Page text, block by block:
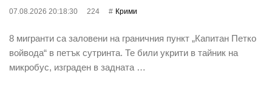
07.08.2026 20:18:30 224 Крими
8 мигранти са заловени на граничния пункт „Капитан Петко
войвода“ в петък сутринта. Те били укрити в тайник на
микробус, изграден в задната …